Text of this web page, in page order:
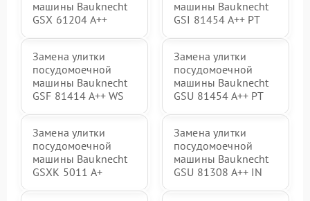
машины Bauknecht
GSX 61204 A++
машины Bauknecht
GSI 81454 A++ PT
Замена улитки
посудомоечной
машины Bauknecht
GSF 81414 A++ WS
Замена улитки
посудомоечной
машины Bauknecht
GSU 81454 A++ PT
Замена улитки
посудомоечной
машины Bauknecht
GSXK 5011 A+
Замена улитки
посудомоечной
машины Bauknecht
GSU 81308 A++ IN